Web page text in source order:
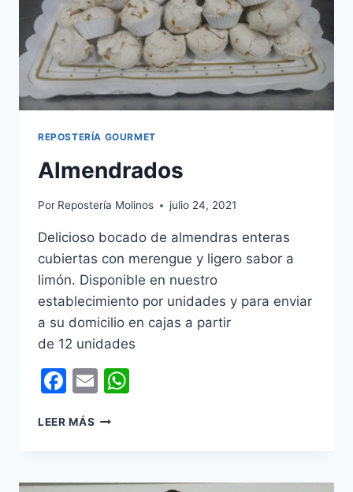
REPOSTERÍA GOURMET
Almendrados
Por Repostería Molinos julio 24, 2021
Delicioso bocado de almendras enteras
cubiertas con merengue y ligero sabor a
limón. Disponible en nuestro
establecimiento por unidades y para enviar
a su domicilio en cajas a partir
de 12 unidades
Facebook
Email
LEER MÁS ALMENDRADOS